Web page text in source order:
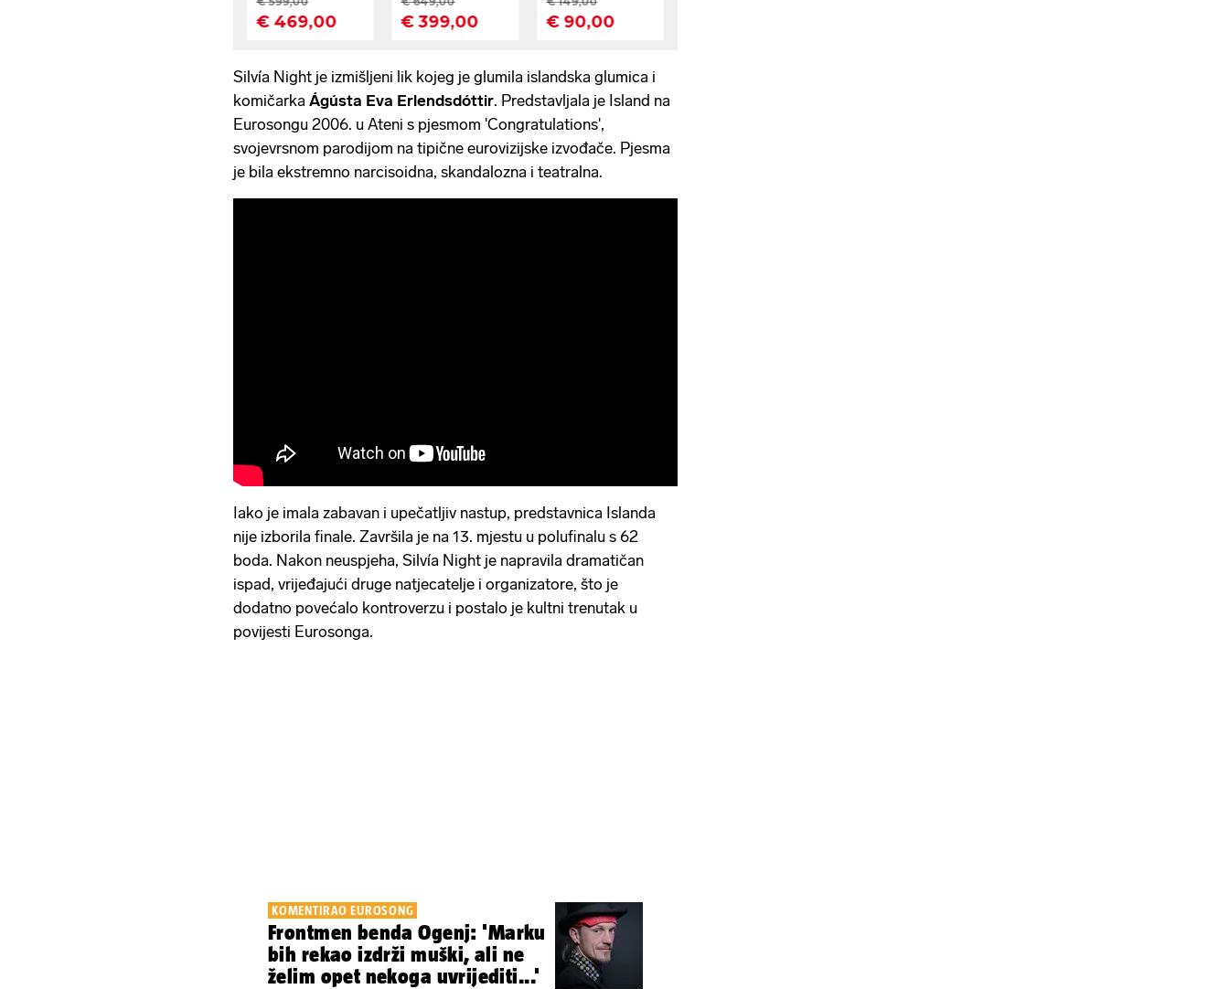
Silvía Night je izmišljeni lik kojeg je glumila islandska glumica i
komičarka Ágústa Eva Erlendsdóttir. Predstavljala je Island na
Eurosongu 2006. u Ateni s pjesmom 'Congratulations',
svojevrsnom parodijom na tipične eurovizijske izvođače. Pjesma
je bila ekstremno narcisoidna, skandalozna i teatralna.
Iako je imala zabavan i upečatljiv nastup, predstavnica Islanda
nije izborila finale. Završila je na 13. mjestu u polufinalu s 62
boda. Nakon neuspjeha, Silvía Night je napravila dramatičan
ispad, vrijeđajući druge natjecatelje i organizatore, što je
dodatno povećalo kontroverzu i postalo je kultni trenutak u
povijesti Eurosonga.
KOMENTIRAO EUROSONG
Frontmen benda Ogenj: 'Marku
bih rekao izdrži muški, ali ne
želim opet nekoga uvrijediti...'